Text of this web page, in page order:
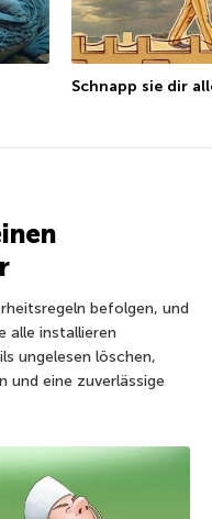
Schnapp sie dir
befolgen, und
alle installieren
ungelesen löschen,
und eine zuverlässige